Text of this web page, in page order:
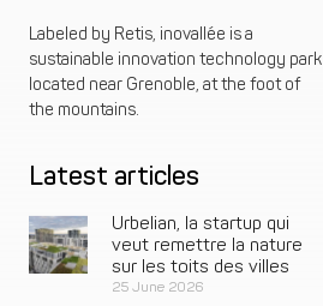
Labeled by Retis, inovallée is a
sustainable innovation technology park
located near Grenoble, at the foot of
the mountains.
Latest articles
Urbelian, la startup qui
veut remettre la nature
sur les toits des villes
25 June 2026